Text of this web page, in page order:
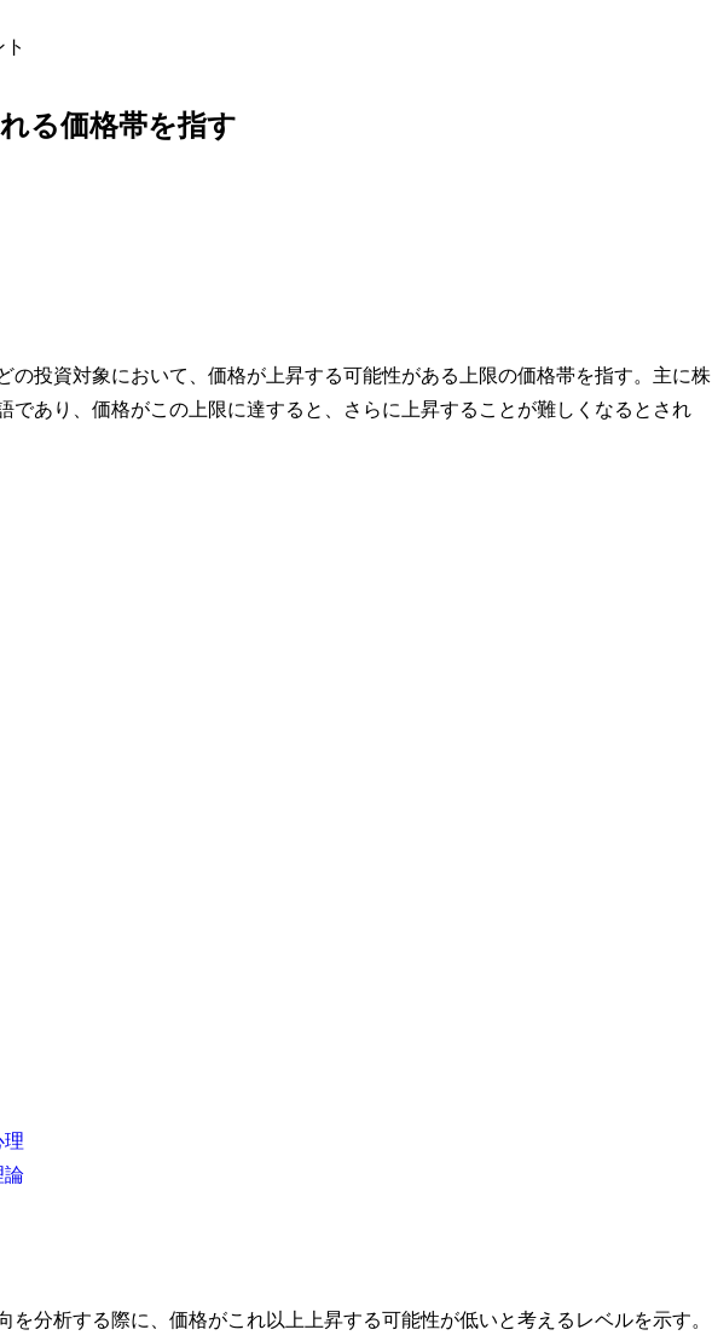
る価格帯を指す
の投資対象において、価格が上昇する可能性がある上限の価格帯を指す。主に株
であり、価格がこの上限に達すると、さらに上昇することが難しくなるとされ
理
論
を分析する際に、価格がこれ以上上昇する可能性が低いと考えるレベルを示す。